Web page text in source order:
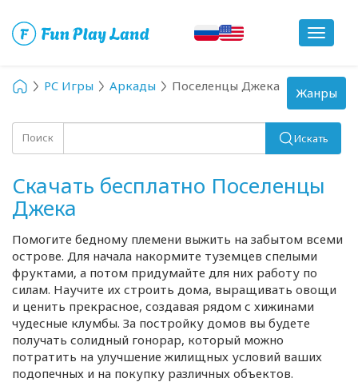
Toggle
PC Игры Аркады Поселенцы Джека
Поиск Искать
Скачать бесплатно Поселенцы
Джека
Помогите бедному племени выжить на забытом всеми
острове. Для начала накормите туземцев спелыми
фруктами, а потом придумайте для них работу по
силам. Научите их строить дома, выращивать овощи
и ценить прекрасное, создавая рядом с хижинами
чудесные клумбы. За постройку домов вы будете
получать солидный гонорар, который можно
потратить на улучшение жилищных условий ваших
подопечных и на покупку различных объектов.
Toggle
navigation
Жанры